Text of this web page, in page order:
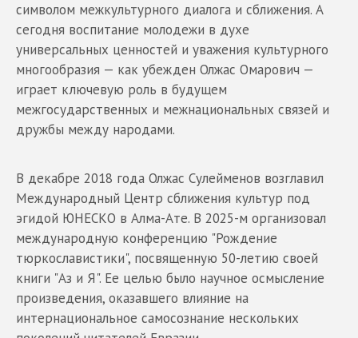
символом межкультурного диалога и сближения. А
сегодня воспитание молодежи в духе
универсальных ценностей и уважения культурного
многообразия — как убежден Олжас Омарович —
играет ключевую роль в будущем
межгосударственных и межнациональных связей и
дружбы между народами.
В декабре 2018 года Олжас Сулейменов возглавил
Международный Центр сближения культур под
эгидой ЮНЕСКО в Алма-Ате. В 2025-м организовал
международную конференцию "Рождение
тюркославистики", посвященную 50-летию своей
книги "Аз и Я". Ее целью было научное осмысление
произведения, оказавшего влияние на
интернациональное самосознание нескольких